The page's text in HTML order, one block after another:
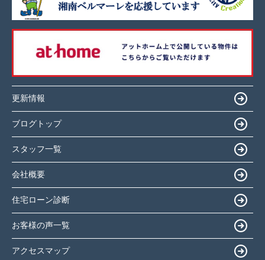
更新情報
ブログトップ
スタッフ一覧
会社概要
住宅ローン診断
お客様の声一覧
アクセスマップ